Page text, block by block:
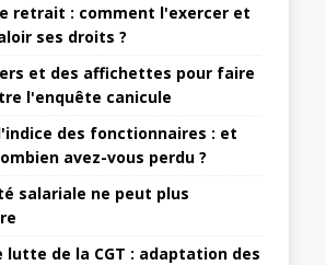
retrait : comment l'exercer et
ses droits ?
et des affichettes pour faire
l'enquête canicule
des fonctionnaires : et
avez-vous perdu ?
salariale ne peut plus
lutte de la CGT : adaptation des